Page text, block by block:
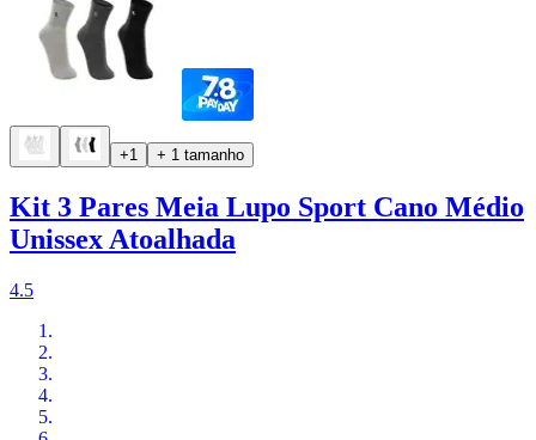
+1 + 1 tamanho
Kit 3 Pares Meia Lupo Sport Cano Médio
Unissex Atoalhada
4.5